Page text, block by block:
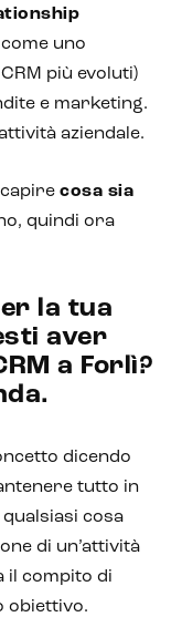
VR -
uno
più evoluti)
e marketing.
aziendale.
cosa sia
quindi ora
la tua
aver
a Forlì?
dicendo
tutto in
cosa
di un’attività
il compito di
obiettivo.